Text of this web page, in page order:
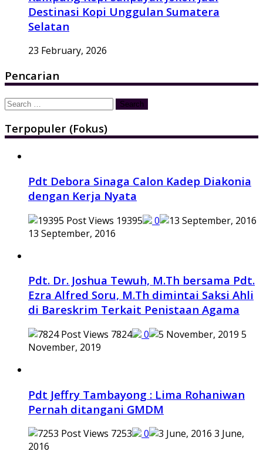
Destinasi Kopi Unggulan Sumatera
Selatan
23 February, 2026
Pencarian
Search
Terpopuler (Fokus)
Pdt Debora Sinaga Calon Kadep Diakonia
dengan Kerja Nyata
19395
0
13 September, 2016
Pdt. Dr. Joshua Tewuh, M.Th bersama Pdt.
Ezra Alfred Soru, M.Th dimintai Saksi Ahli
di Bareskrim Terkait Penistaan Agama
7824 0
5
November, 2019
Pdt Jeffry Tambayong : Lima Rohaniwan
Pernah ditangani GMDM
7253 0
3 June,
2016